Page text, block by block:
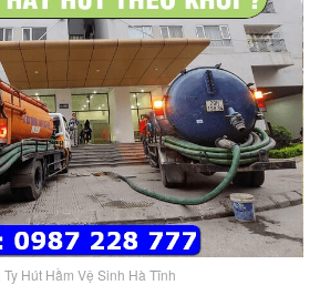
Hút Hầm Vệ Sinh Hà Tĩnh